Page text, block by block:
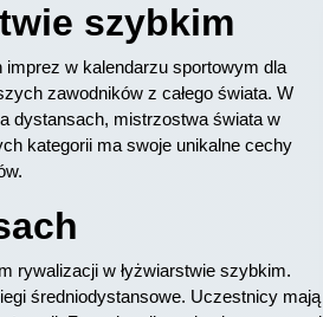
szybkim
w kalendarzu sportowym dla
zawodników z całego świata. W
dystansach, mistrzostwa świata w
kategorii ma swoje unikalne cechy
rywalizacji w łyżwiarstwie szybkim.
średniodystansowe. Uczestnicy mają